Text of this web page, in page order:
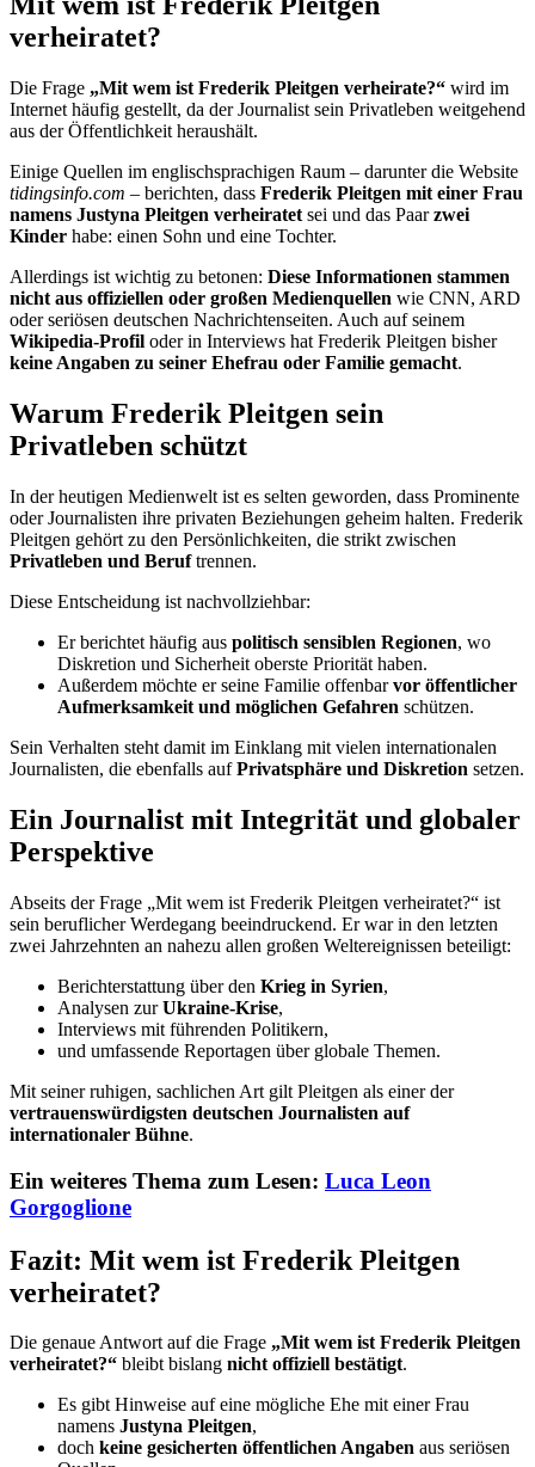
verheiratet?
Die Frage „Mit wem ist Frederik Pleitgen verheirate?“ wird im
Internet häufig gestellt, da der Journalist sein Privatleben weitgehend
aus der Öffentlichkeit heraushält.
Einige Quellen im englischsprachigen Raum – darunter die Website
tidingsinfo.com – berichten, dass Frederik Pleitgen mit einer Frau
namens Justyna Pleitgen verheiratet sei und das Paarzwei
Kinder habe: einen Sohn und eine Tochter.
Allerdings ist wichtig zu betonen: Diese Informationen stammen
nicht aus offiziellen oder großen Medienquellen wie CNN, ARD
oder seriösen deutschen Nachrichtenseiten. Auch auf seinem
Wikipedia-Profil oder in Interviews hat Frederik Pleitgen bisher
keine Angaben zu seiner Ehefrau oder Familie gemacht.
Warum Frederik Pleitgen sein
Privatleben schützt
In der heutigen Medienwelt ist es selten geworden, dass Prominente
oder Journalisten ihre privaten Beziehungen geheim halten. Frederik
Pleitgen gehört zu den Persönlichkeiten, die strikt zwischen
Privatleben und Beruftrennen.
Diese Entscheidung ist nachvollziehbar:
Er berichtet häufig aus politisch sensiblen Regionen, wo
Diskretion und Sicherheit oberste Priorität haben.
Außerdem möchte er seine Familie offenbarvor öffentlicher
Aufmerksamkeit und möglichen Gefahren schützen.
Sein Verhalten steht damit im Einklang mit vielen internationalen
Journalisten, die ebenfalls aufPrivatsphäre und Diskretion setzen.
Ein Journalist mit Integrität und globaler
Perspektive
Abseits der Frage „Mit wem ist Frederik Pleitgen verheiratet?“ ist
sein beruflicher Werdegang beeindruckend. Er war in den letzten
zwei Jahrzehnten an nahezu allen großen Weltereignissen beteiligt:
Berichterstattung über den Krieg in Syrien,
Analysen zurUkraine-Krise,
Interviews mit führenden Politikern,
und umfassende Reportagen über globale Themen.
Mit seiner ruhigen, sachlichen Art gilt Pleitgen als einer der
vertrauenswürdigsten deutschen Journalisten auf
internationaler Bühne.
Ein weiteres Thema zum Lesen: Luca Leon
Gorgoglione
Fazit: Mit wem ist Frederik Pleitgen
verheiratet?
Die genaue Antwort auf die Frage „Mit wem ist Frederik Pleitgen
verheiratet?“ bleibt bislang nicht offiziell bestätigt.
Es gibt Hinweise auf eine mögliche Ehe mit einer Frau
namens Justyna Pleitgen,
doch keine gesicherten öffentlichen Angaben aus seriösen